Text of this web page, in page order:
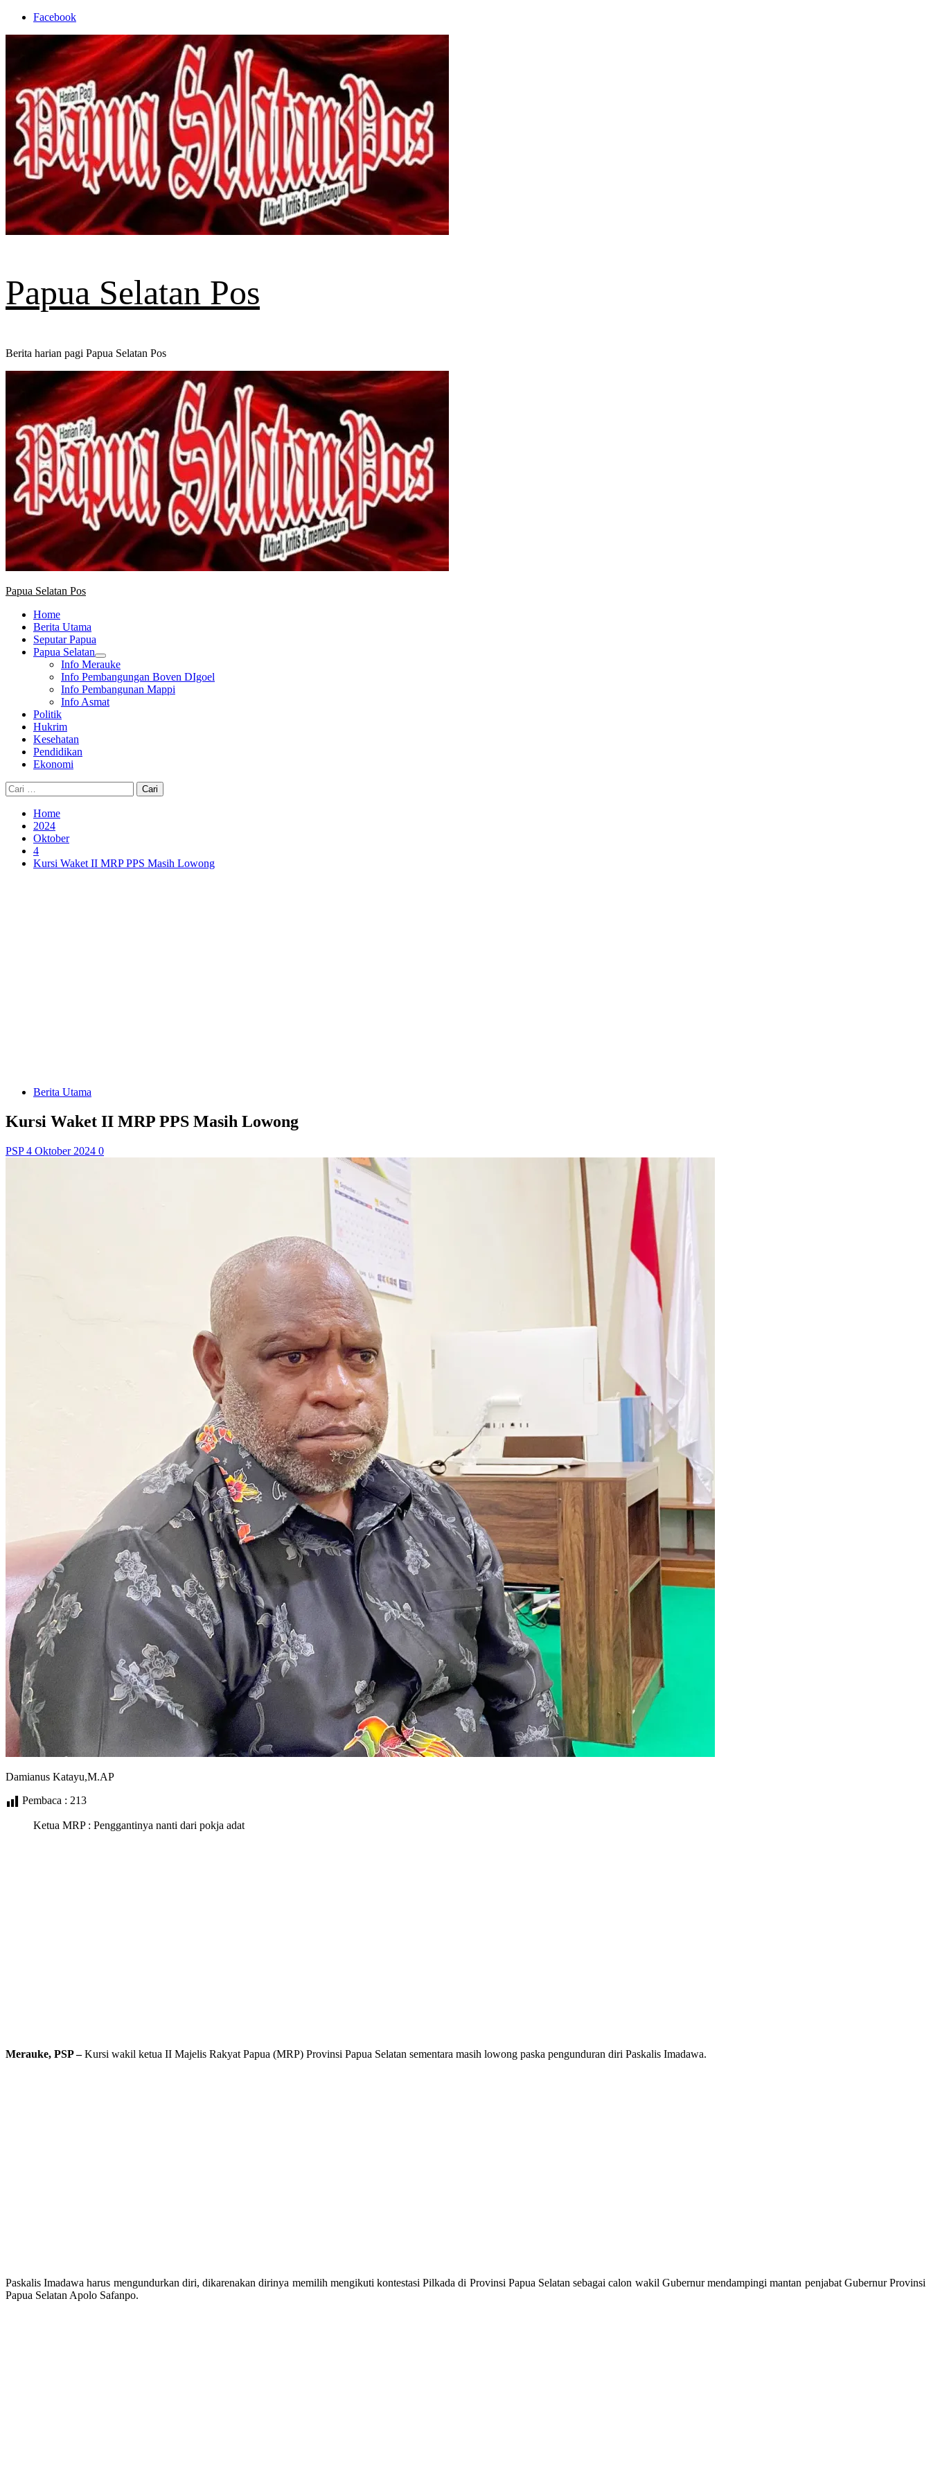
Skip
content
Facebook
Papua Selatan Pos
Berita harian pagi Papua Selatan Pos
Primary
Papua Selatan Pos
Home
Berita Utama
Seputar Papua
Papua Selatan
Info Merauke
Info Pembangungan Boven DIgoel
Info Pembangunan Mappi
Info Asmat
Politik
Hukrim
Kesehatan
Pendidikan
Ekonomi
Cari
untuk:
Home
2024
Oktober
4
Kursi Waket II MRP PPS Masih Lowong
Berita Utama
Kursi Waket II MRP PPS Masih Lowong
PSP4 Oktober 2024 0
Damianus Katayu,M.AP
Pembaca : 213
Ketua MRP : Penggantinya nanti dari pokja adat
Merauke, PSP –Kursi wakil ketua II Majelis Rakyat Papua (MRP) Provinsi Papua Selatan sementara masih lowong paska pengunduran diri Paskalis Imadawa.
Paskalis Imadawa harus mengundurkan diri, dikarenakan dirinya memilih mengikuti kontestasi Pilkada di Provinsi Papua Selatan sebagai calon wakil Gubernur mendampingi mantan penjabat Gubernur Provinsi
Papua Selatan Apolo Safanpo.